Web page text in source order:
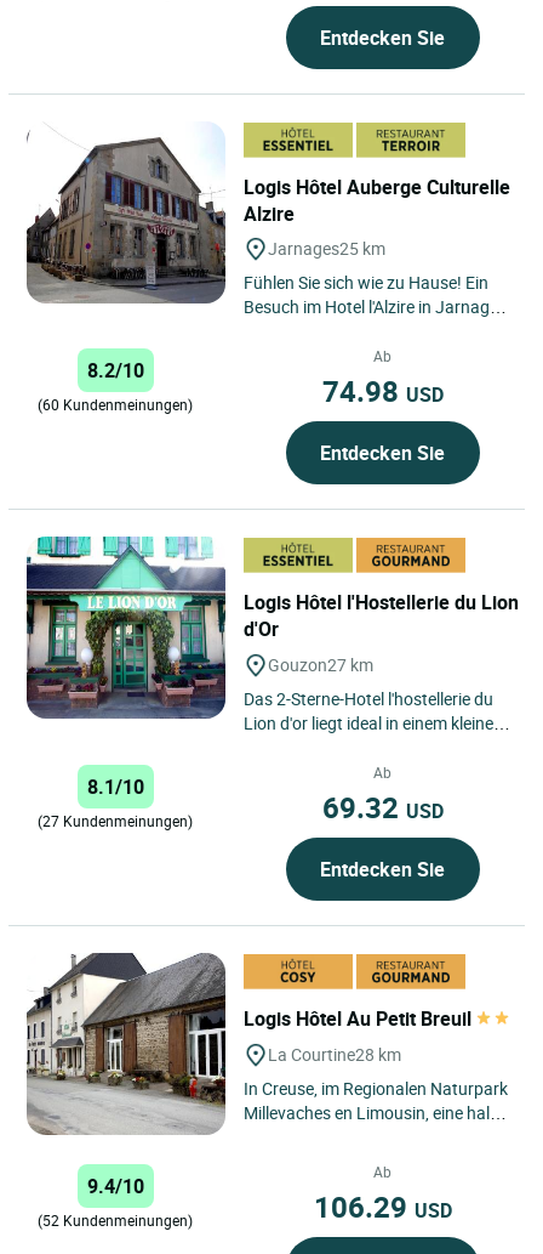
Entdecken Sie
Logis Hôtel Auberge Culturelle
Alzire
Jarnages25 km
Fühlen Sie sich wie zu Hause! Ein
Besuch im Hotel l'Alzire in Jarnages
Aufenthalt im Zeichen...
8.2/10
(60 Kundenmeinungen)
Ab
74.98 USD
Entdecken Sie
Logis Hôtel l'Hostellerie du Lion
d'Or
Gouzon27 km
Das 2-Sterne-Hotel l'hostellerie du
Lion d'or liegt ideal in einem kleinen
bewaldeten Hügeln,...
8.1/10
(27 Kundenmeinungen)
Ab
69.32 USD
Entdecken Sie
Logis Hôtel Au Petit Breuil
La Courtine28 km
In Creuse, im Regionalen Naturpark
Millevaches en Limousin, eine halbe
zwischen Brive und Clermont...
9.4/10
(52 Kundenmeinungen)
Ab
106.29 USD